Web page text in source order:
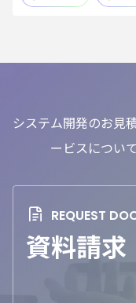
システム開発のお見
ービスについ
資料請求